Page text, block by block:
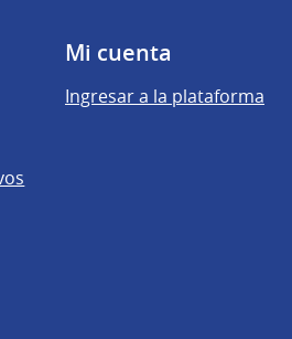
Mi cuenta
Ingresar a la plataforma